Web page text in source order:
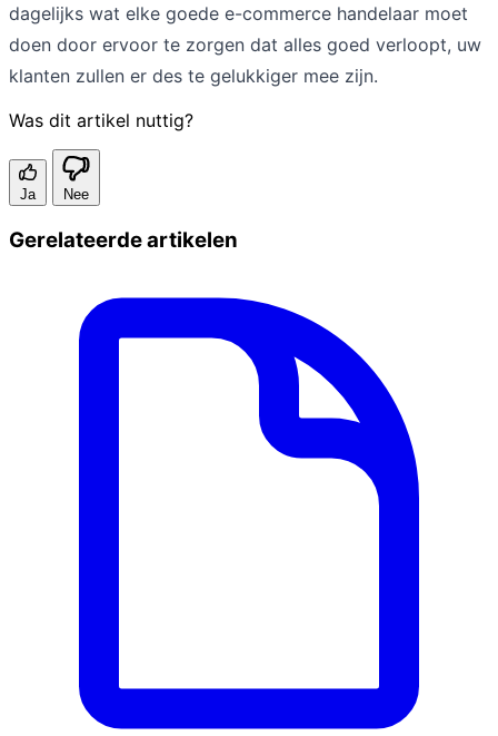
dagelijks wat elke goede e-commerce handelaar moet
doen door ervoor te zorgen dat alles goed verloopt, uw
klanten zullen er des te gelukkiger mee zijn.
Was dit artikel nuttig?
Ja Nee
Gerelateerde artikelen